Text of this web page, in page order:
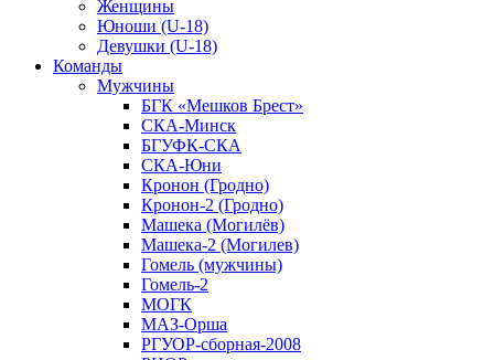
Женщины
Юноши (U-18)
Девушки (U-18)
Команды
Мужчины
БГК «Мешков Брест»
СКА-Минск
БГУФК-СКА
СКА-Юни
Кронон (Гродно)
Кронон-2 (Гродно)
Машека (Могилёв)
Машека-2 (Могилев)
Гомель (мужчины)
Гомель-2
МОГК
МАЗ-Орша
РГУОР-сборная-2008